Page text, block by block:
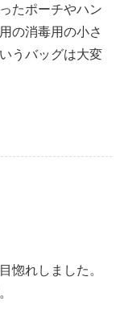
たポーチやハン
の消毒用の小さ
うバッグは大変
惚れしました。